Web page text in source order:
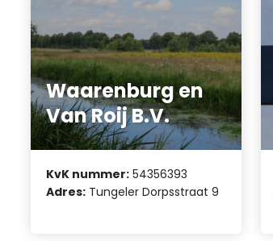
Waarenburg en
Van Roij B.V.
KvK nummer: 54356393
Adres: Tungeler Dorpsstraat 9